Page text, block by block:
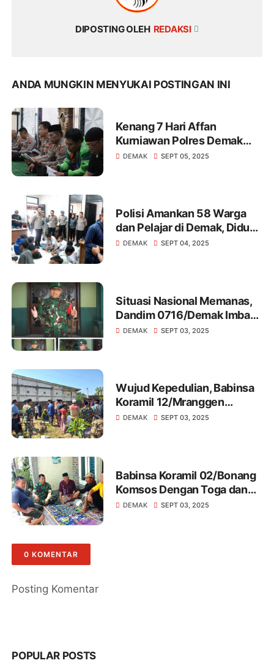
DIPOSTING OLEH REDAKSI
ANDA MUNGKIN MENYUKAI POSTINGAN INI
Kenang 7 Hari Affan
Kurniawan Polres Demak
dan Komunitas Ojol Gelar
DEMAK SEPT 05, 2025
Polisi Amankan 58 Warga
dan Pelajar di Demak, Diduga
Terprovokasi Medsos Akan
DEMAK SEPT 04, 2025
Situasi Nasional Memanas,
Dandim 0716/Demak Imbau
Warga Masyarakat Jaga
DEMAK SEPT 03, 2025
Wujud Kepedulian, Babinsa
Koramil 12/Mranggen
Melakukan Takziah Warga
DEMAK SEPT 03, 2025
Babinsa Koramil 02/Bonang
Komsos Dengan Toga dan
Tomas Di Wilayah Binaan
DEMAK SEPT 03, 2025
0 KOMENTAR
Posting Komentar
POPULAR POSTS